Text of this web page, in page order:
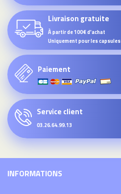
Livraison gratuite
À partir de 100€ d'achat
Uniquement pour les capsules
Paiement
Service client
03.26.64.99.13
INFORMATIONS